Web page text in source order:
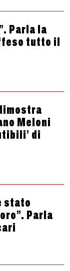
Parla la
tutto il
Meloni
di
stato
Parla